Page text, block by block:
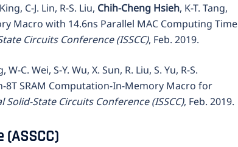
C-J. Lin, R-S. Liu, Chih-Cheng Hsieh, K-T. Tang,
Macro with 14.6ns Parallel MAC Computing Time
Circuits Conference (ISSCC), Feb. 2019.
Wei, S-Y. Wu, X. Sun, R. Liu, S. Yu, R-S.
8T SRAM Computation-In-Memory Macro for
State Circuits Conference (ISSCC), Feb. 2019.